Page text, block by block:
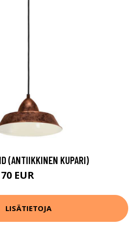
(ANTIIKKINEN KUPARI)
70 EUR
LISÄTIETOJA